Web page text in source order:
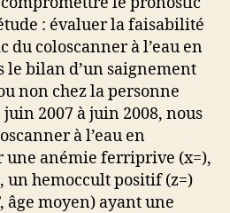
: évaluer la faisabilité
du coloscanner à l’eau en
bilan d’un saignement
non chez la personne
2007 à juin 2008, nous
à l’eau en
anémie ferriprive (x=),
un hemoccult positif (z=)
âge moyen) ayant une